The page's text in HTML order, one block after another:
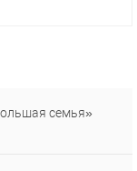
семья»